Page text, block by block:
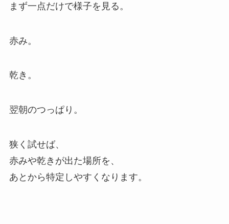
まず一点だけで様子を見る。
赤み。
乾き。
翌朝のつっぱり。
狭く試せば、
赤みや乾きが出た場所を、
あとから特定しやすくなります。